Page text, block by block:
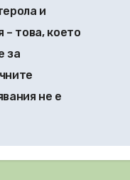
и
– това, което
за
не е